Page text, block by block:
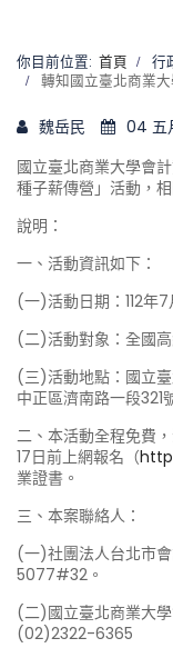
你目前位置: 首頁 行
轉知國立臺北商業
魏岳民
04 五
國立臺北商業大學會
種子薪傳營」活動，
說明：
一、活動資訊如下：
(一)活動日期：112年
(二)活動對象：全國
(三)活動地點：國立
中正區濟南路一段321
二、本活動全程免費
17日前上網報名（
業證書。
三、本案聯絡人：
(一)社團法人台北市
5077#32。
(二)國立臺北商業大
(02)2322-6365